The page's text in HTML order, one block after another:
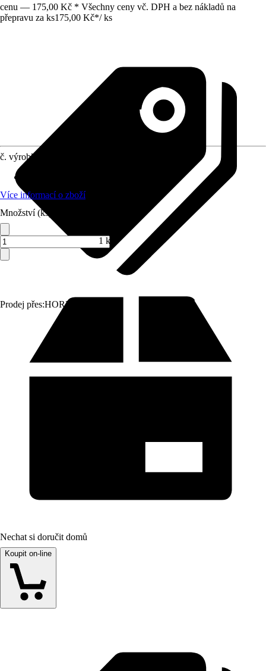
cenu — 175,00 Kč * Všechny ceny vč. DPH a bez nákladů na
přepravu za ks175,00 Kč*/ ks
Prodej přes:HORNBACH
č. výrobku
Více informací o zboží
Množství (ks)
1 ks
Nechat si doručit domů
Koupit on-line